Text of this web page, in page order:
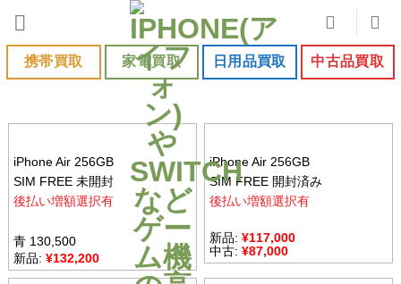
content携帯買取 家電買取 日用品買取 中古品買取
iPhone Air 256GB
SIM FREE 未開封
後払い増額選択有
青 130,500
新品: ¥132,200
iPhone Air 256GB
SIM FREE 開封済み
後払い増額選択有
新品: ¥117,000
中古: ¥87,000